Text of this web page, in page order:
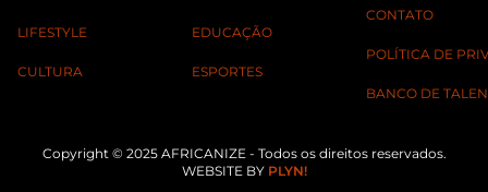
LIFESTYLE
CULTURA
EDUCAÇÃO
ESPORTES
CONTATO
POLÍTICA DE
BANCO DE
Copyright © 2025 AFRICANIZE - Todos os direitos reservados.
WEBSITE BY PLYN!